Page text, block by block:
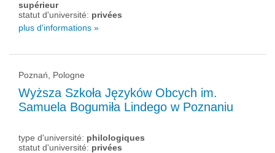
supérieur
statut d'université: privées
plus d'informations »
Poznań, Pologne
Wyższa Szkoła Języków Obcych im.
Samuela Bogumiła Lindego w Poznaniu
type d'université: philologiques
statut d'université: privées